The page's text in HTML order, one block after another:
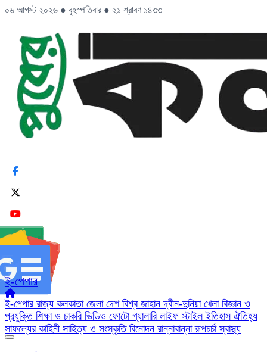
০৬ আগস্ট ২০২৬ ● বৃহস্পতিবার ● ২১ শ্রাবণ ১৪৩৩
ই-পেপার
ই-পেপার রাজ্য কলকাতা জেলা দেশ বিশ্ব জাহানদ্বীন-দুনিয়া খেলা বিজ্ঞান ও
প্রযুক্তি শিক্ষা ও চাকরি ভিডিও ফোটো গ্যালারি লাইফ স্টাইলইতিহাস ঐতিহ্য
সাফল্যের কাহিনী সাহিত্য ও সংস্কৃতি বিনোদন রান্নাবান্নারূপচর্চাস্বাস্থ্য